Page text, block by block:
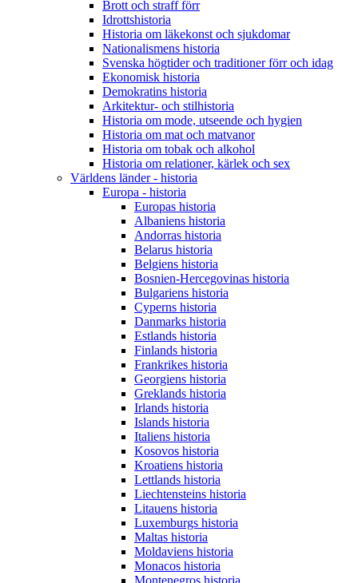
Brott och straff förr
Idrottshistoria
Historia om läkekonst och sjukdomar
Nationalismens historia
Svenska högtider och traditioner förr och idag
Ekonomisk historia
Demokratins historia
Arkitektur- och stilhistoria
Historia om mode, utseende och hygien
Historia om mat och matvanor
Historia om tobak och alkohol
Historia om relationer, kärlek och sex
Världens länder - historia
Europa - historia
Europas historia
Albaniens historia
Andorras historia
Belarus historia
Belgiens historia
Bosnien-Hercegovinas historia
Bulgariens historia
Cyperns historia
Danmarks historia
Estlands historia
Finlands historia
Frankrikes historia
Georgiens historia
Greklands historia
Irlands historia
Islands historia
Italiens historia
Kosovos historia
Kroatiens historia
Lettlands historia
Liechtensteins historia
Litauens historia
Luxemburgs historia
Maltas historia
Moldaviens historia
Monacos historia
Montenegros historia